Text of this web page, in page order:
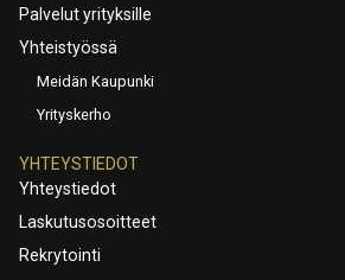
Palvelut yrityksille
Yhteistyössä
Meidän Kaupunki
Yrityskerho
YHTEYSTIEDOT
Yhteystiedot
Laskutusosoitteet
Rekrytointi